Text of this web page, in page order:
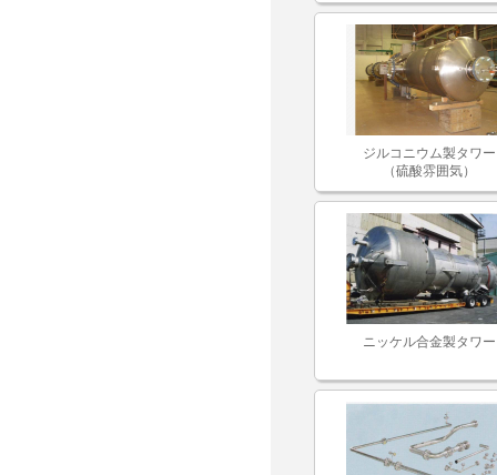
ジルコニウム製タワー
（硫酸雰囲気）
ニッケル合金製タワー